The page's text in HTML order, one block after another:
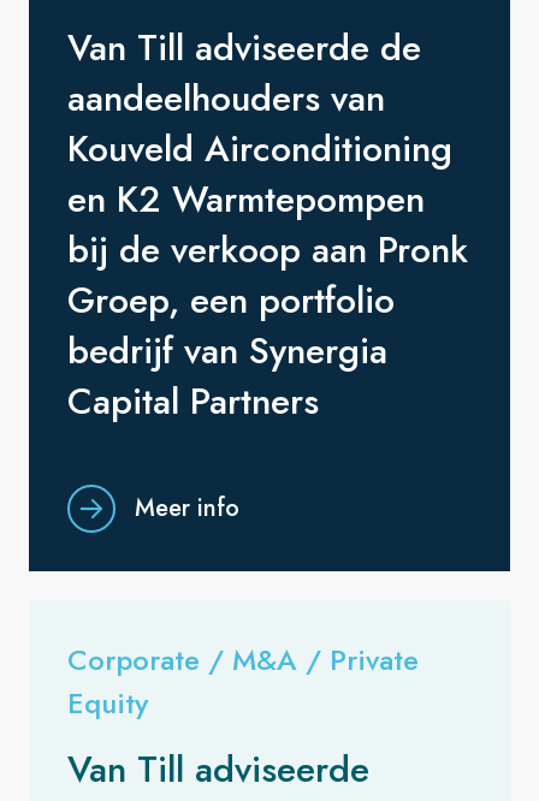
Van Till adviseerde de
aandeelhouders van
Kouveld Airconditioning
en K2 Warmtepompen
bij de verkoop aan Pronk
Groep, een portfolio
bedrijf van Synergia
Capital Partners
Meer info
Corporate / M&A / Private
Equity
Van Till adviseerde